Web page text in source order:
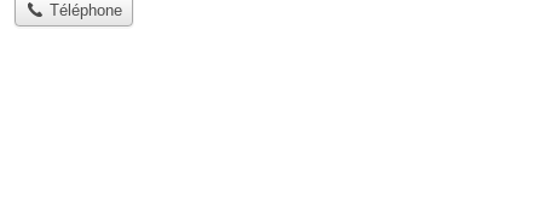
Téléphone